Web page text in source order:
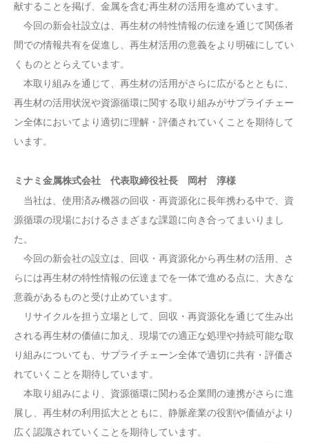
献することを掲げ、金属を含む再生材の活用を進めています。
今回の新会社設立は、再生材の特性情報の伝達を通じて関係者
間での情報共有を促進し、再生材活用の意義をより明確にしてい
くものととらえています。
本取り組みを通じて、再生材の活用がさらに広がるとともに、
再生材の活用状況や資源循環に関する取り組みがサプライチェー
ン全体においてより適切に理解・評価されていくことを期待して
います。
ミナミ金属株式会社 代表取締役社長 岡村 淳様
当社は、使用済み機器の回収・再資源化に長年携わる中で、資
源循環の現場におけるさまざまな課題に向き合ってまいりまし
た。
今回の新会社の設立は、回収・再資源化から再生材の活用、さ
らには再生材の特性情報の伝達までを一体で進める点に、大きな
意義があるものと受け止めています。
リサイクルを担う立場として、回収・再資源化を通じて生み出
される再生材の価値に加え、現場での適正な処理や持続可能な取
り組みについても、サプライチェーン全体で適切に共有・評価さ
れていくことを期待しています。
本取り組みにより、資源循環に関わる企業間の連携がさらに進
展し、再生材の利用拡大とともに、静脈産業の役割や価値がより
広く認識されていくことを期待しています。